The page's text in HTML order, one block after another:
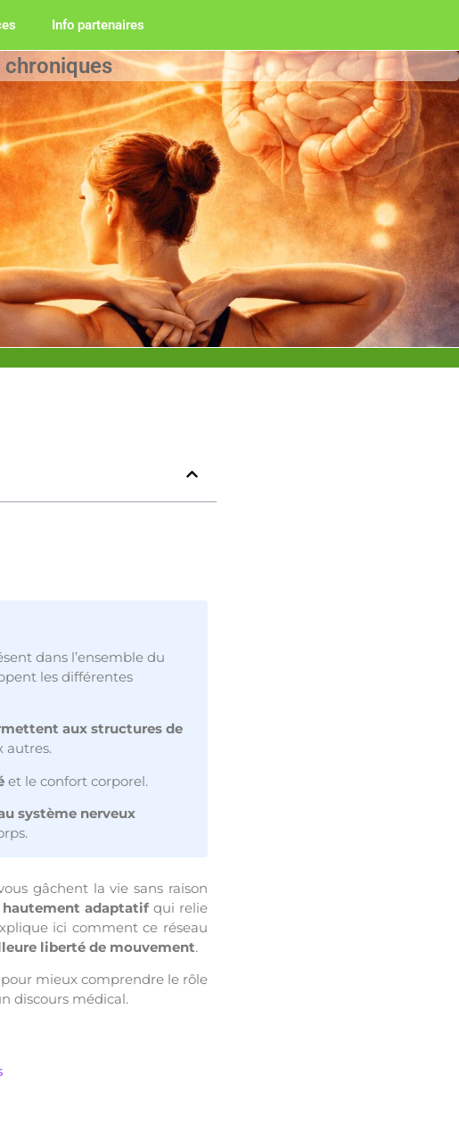
Info partenaires
chroniques
dans l’ensemble du
les différentes
aux structures de
autres.
et le confort corporel.
système nerveux
gâchent la vie sans raison
adaptatifqui relie
ici comment ce réseau
liberté de mouvement.
mieux comprendre le rôle
discours médical.